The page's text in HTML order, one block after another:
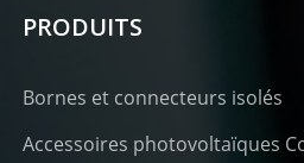
PRODUITS
Bornes et connecteurs isolés
Accessoires photovoltaïques